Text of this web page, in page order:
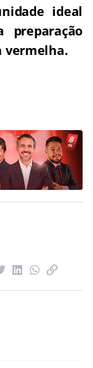
ideal
preparação
vermelha.